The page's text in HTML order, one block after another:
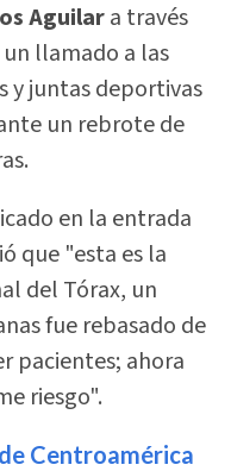
Aguilara través
llamado a las
y juntas deportivas
un rebrote de
en la entrada
que "esta es la
del Tórax, un
fue rebasado de
pacientes; ahora
riesgo".
Centroamérica